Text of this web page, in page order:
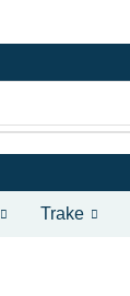
Trake